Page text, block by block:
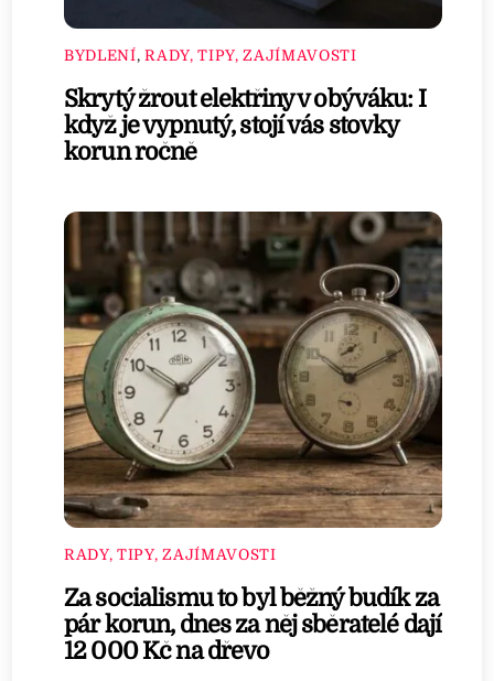
BYDLENÍ,RADY, TIPY, ZAJÍMAVOSTI
Skrytý žrout elektřiny v obýváku: I
když je vypnutý, stojí vás stovky
korun ročně
RADY, TIPY, ZAJÍMAVOSTI
Za socialismu to byl běžný budík za
pár korun, dnes za něj sběratelé dají
12 000 Kč na dřevo